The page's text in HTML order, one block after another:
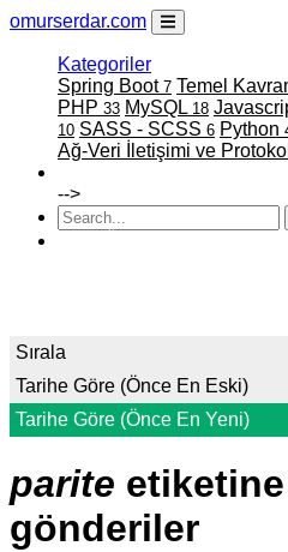
omurserdar.com
Kategoriler
Spring Boot 7 Temel
PHP 33 MySQL 18
10 SASS - SCSS 6 Python
Ağ-Veri İletişimi ve
-->
Sırala
Tarihe Göre (Önce En Eski)
Tarihe Göre (Önce En Yeni)
parite
gönderiler